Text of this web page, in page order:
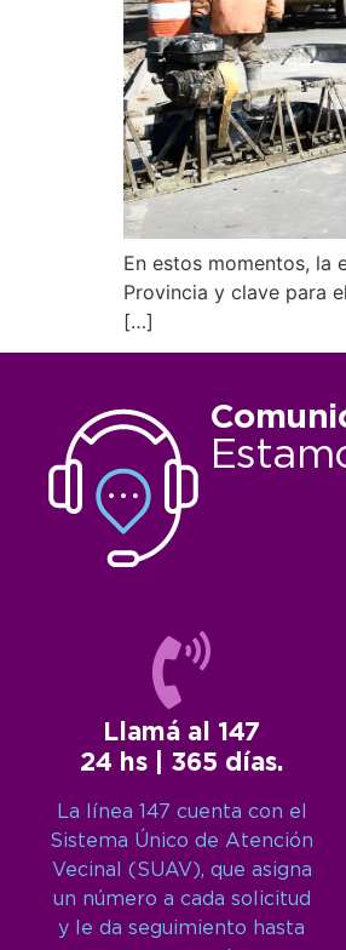
En estos momentos, la
Provincia y clave para
[…]
Llamá al 147
24 hs | 365 días.
La línea 147 cuenta con el
Sistema Único de Atención
Vecinal (SUAV), que asigna
un número a cada solicitud
y le da seguimiento hasta